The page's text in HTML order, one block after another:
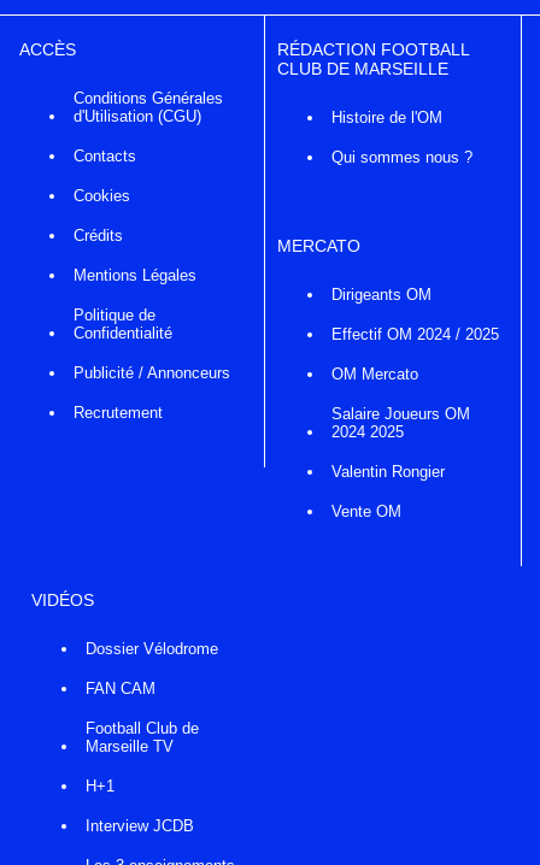
ACCÈS
Conditions Générales
d'Utilisation (CGU)
Contacts
Cookies
Crédits
Mentions Légales
Politique de
Confidentialité
Publicité / Annonceurs
Recrutement
RÉDACTION FOOTBALL
CLUB DE MARSEILLE
Histoire de l'OM
Qui sommes nous ?
MERCATO
Dirigeants OM
Effectif OM 2024 / 2025
OM Mercato
Salaire Joueurs OM
2024 2025
Valentin Rongier
Vente OM
VIDÉOS
Dossier Vélodrome
FAN CAM
Football Club de
Marseille TV
H+1
Interview JCDB